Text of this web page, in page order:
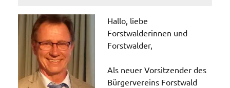
Hallo, liebe
Forstwalderinnen und
Forstwalder,
Als neuer Vorsitzender des
Bürgervereins Forstwald